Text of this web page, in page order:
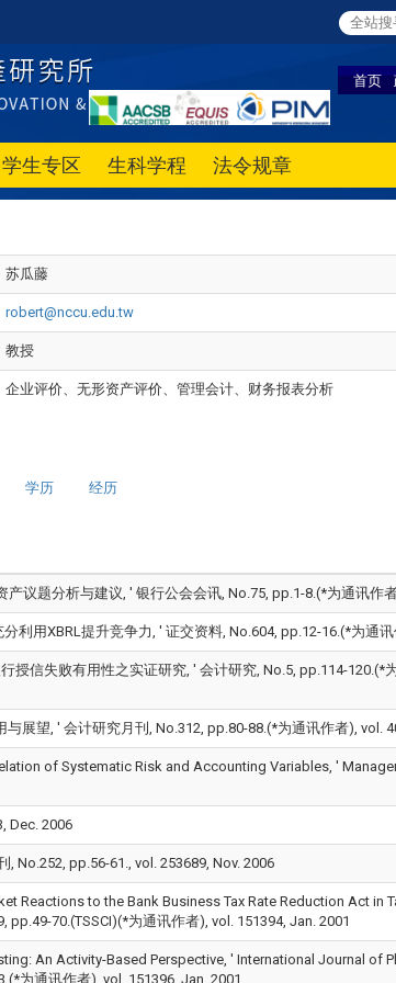
首页
学生专区 生科学程 法令规章
苏瓜藤
robert@nccu.edu.tw
教授
企业评价、无形资产评价、管理会计、财务报表分析
学历 经历
议题分析与建议, ' 银行公会会讯, No.75, pp.1-8.(*为通讯作
利用XBRL提升竞争力, ' 证交资料, No.604, pp.12-16.(*为通
授信失败有用性之实证研究, ' 会计研究, No.5, pp.114-120.(*
展望, ' 会计研究月刊, No.312, pp.80-88.(*为通讯作者), vol.
of Systematic Risk and Accounting Variables, '
Dec. 2006
No.252, pp.56-61., vol. 253689, Nov. 2006
Reactions to the Bank Business Tax Rate Reduction Act in
pp.49-70.(TSSCI)(*为通讯作者), vol. 151394, Jan. 2001
An Activity-Based Perspective, ' International Journal of
为通讯作者), vol. 151396, Jan. 2001